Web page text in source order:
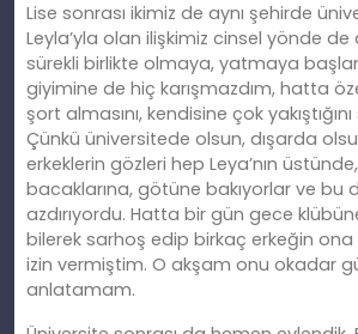
Lise sonrası ikimiz de aynı şehirde
Leyla’yla olan ilişkimiz cinsel yönde
sürekli birlikte olmaya, yatmaya
giyimine de hiç karışmazdım, hatta
şort almasını, kendisine çok
Çünkü üniversitede olsun, dışarda
erkeklerin gözleri hep Leya’nın
bacaklarına, götüne bakıyorlar ve bu
azdırıyordu. Hatta bir gün gece
bilerek sarhoş edip birkaç erkeğin
izin vermiştim. O akşam onu okadar
anlatamam.